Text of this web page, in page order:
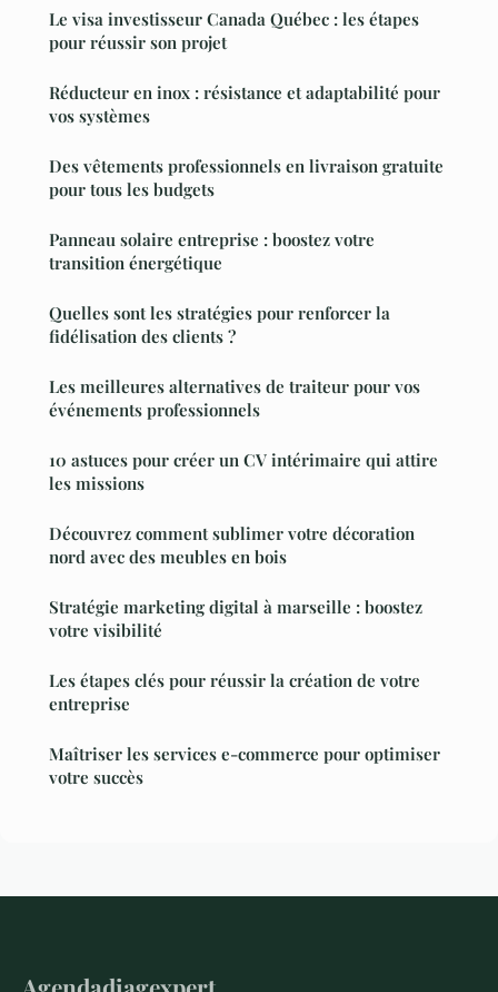
Le visa investisseur Canada Québec : les étapes
pour réussir son projet
Réducteur en inox : résistance et adaptabilité pour
vos systèmes
Des vêtements professionnels en livraison gratuite
pour tous les budgets
Panneau solaire entreprise : boostez votre
transition énergétique
Quelles sont les stratégies pour renforcer la
fidélisation des clients ?
Les meilleures alternatives de traiteur pour vos
événements professionnels
10 astuces pour créer un CV intérimaire qui attire
les missions
Découvrez comment sublimer votre décoration
nord avec des meubles en bois
Stratégie marketing digital à marseille : boostez
votre visibilité
Les étapes clés pour réussir la création de votre
entreprise
Maîtriser les services e-commerce pour optimiser
votre succès